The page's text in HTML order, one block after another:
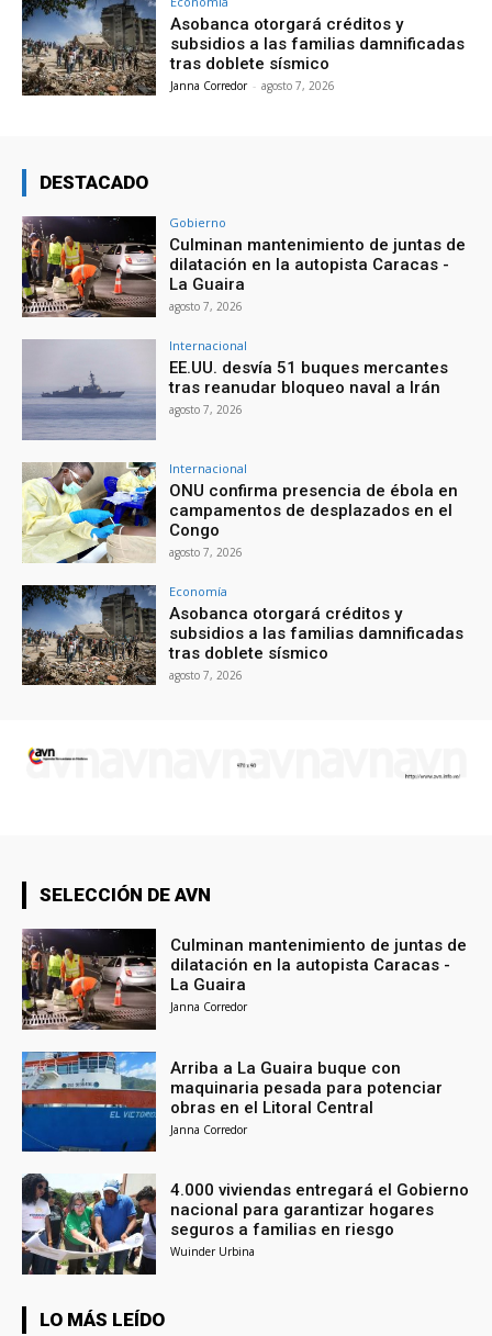
Asobanca otorgará créditos y
subsidios a las familias damnificadas
tras doblete sísmico
Janna Corredor - agosto 7, 2026
DESTACADO
Gobierno
Culminan mantenimiento de juntas de
dilatación en la autopista Caracas -
La Guaira
agosto 7, 2026
Internacional
EE.UU. desvía 51 buques mercantes
tras reanudar bloqueo naval a Irán
agosto 7, 2026
Internacional
ONU confirma presencia de ébola en
campamentos de desplazados en el
Congo
agosto 7, 2026
Economía
Asobanca otorgará créditos y
subsidios a las familias damnificadas
tras doblete sísmico
agosto 7, 2026
SELECCIÓN DE AVN
Culminan mantenimiento de juntas de
dilatación en la autopista Caracas -
La Guaira
Janna Corredor
Arriba a La Guaira buque con
maquinaria pesada para potenciar
obras en el Litoral Central
Janna Corredor
4.000 viviendas entregará el Gobierno
nacional para garantizar hogares
seguros a familias en riesgo
Wuinder Urbina
LO MÁS LEÍDO